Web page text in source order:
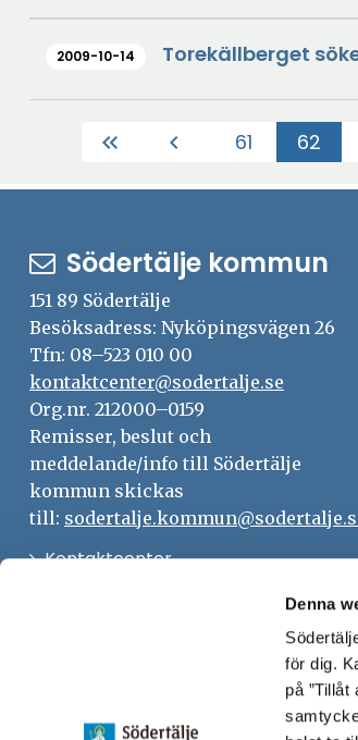
Denna
för dig.
på
2009-10-14 Torekällberget
keyboard_double_arrow_left chevron_left 61 62
Södertälje kommun
151 89 Södertälje
Besöksadress: Nyköpingsvägen 26
Tfn: 08–523 010 00
kontaktcenter@sodertalje.se
Org.nr. 212000–0159
Remisser, beslut och
meddelande/info till Södertälje
kommun skickas
till:
KontaktcenterÖppna
fönster
Anslagstavla